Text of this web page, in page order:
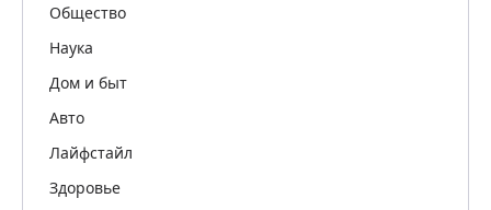
Общество
Наука
Дом и быт
Авто
Лайфстайл
Здоровье